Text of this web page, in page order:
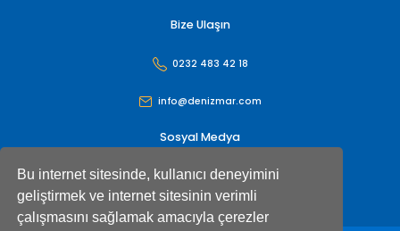
Bu internet sitesinde, kullanıcı deneyimini
geliştirmek ve internet sitesinin verimli
çalışmasını sağlamak amacıyla çerezler
Bize Ulaşın
0232 483 42 18
info@denizmar.com
Sosyal Medya